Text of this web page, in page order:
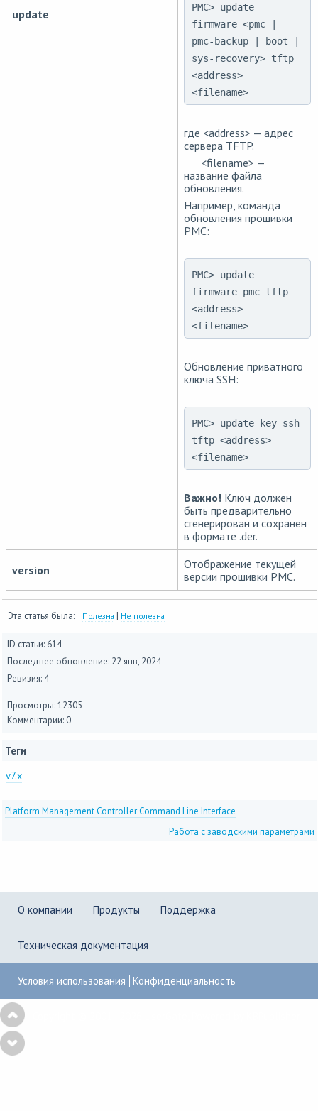
update
PMC> update
firmware <pmc |
pmc-backup | boot |
sys-recovery> tftp
<address>
<filename>
где <address> — адрес
сервера TFTP.
<filename> —
название файла
обновления.
Например, команда
обновления прошивки
PMC:
PMC> update
firmware pmc tftp
<address>
<filename>
Обновление приватного
ключа SSH:
PMC> update key ssh
tftp <address>
<filename>
Важно! Ключ должен
быть предварительно
сгенерирован и сохранён
в формате .der.
version
Отображение текущей
версии прошивки PMC.
Эта статья была: Полезна | Не полезна
ID статьи: 614
Последнее обновление: 22 янв, 2024
Ревизия: 4
Просмотры: 12305
Комментарии: 0
Теги
v7.x
Platform Management Controller Command Line Interface
Работа с заводскими параметрами
О компании Продукты Поддержка
Техническая документация
Условия использования Конфиденциальность